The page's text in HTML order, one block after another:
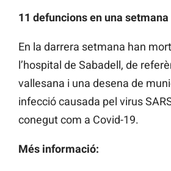
11 defuncions en una setmana
En la darrera setmana han
l’hospital de Sabadell, de
vallesana i una desena de
infecció causada pel virus
conegut com a Covid-19.
Més informació: